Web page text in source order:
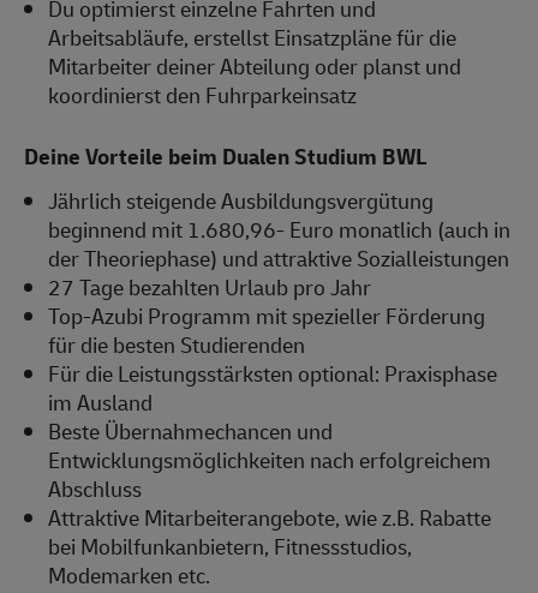
Du optimierst einzelne Fahrten und
Arbeitsabläufe, erstellst Einsatzpläne für die
Mitarbeiter deiner Abteilung oder planst und
koordinierst den Fuhrparkeinsatz
Deine Vorteile beim Dualen Studium BWL
Jährlich steigende Ausbildungsvergütung
beginnend mit 1.680,96- Euro monatlich (auch in
der Theoriephase) und attraktive Sozialleistungen
27 Tage bezahlten Urlaub pro Jahr
Top-Azubi Programm mit spezieller Förderung
für die besten Studierenden
Für die Leistungsstärksten optional: Praxisphase
im Ausland
Beste Übernahmechancen und
Entwicklungsmöglichkeiten nach erfolgreichem
Abschluss
Attraktive Mitarbeiterangebote, wie z.B. Rabatte
bei Mobilfunkanbietern, Fitnessstudios,
Modemarken etc.